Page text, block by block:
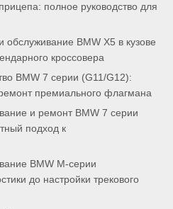
полное руководство для
BMW X5 в кузове
кроссовера
BMW 7 серии (G11/G12):
премиального флагмана
и ремонт BMW 7 серии
подход к
BMW M-серии
до настройки трекового